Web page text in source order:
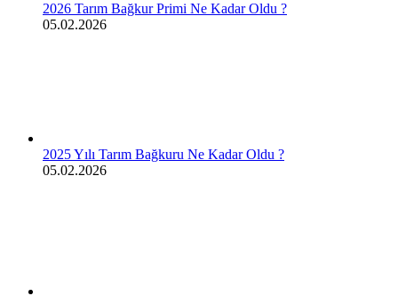
2026 Tarım Bağkur Primi Ne Kadar Oldu ?
05.02.2026
2025 Yılı Tarım Bağkuru Ne Kadar Oldu ?
05.02.2026